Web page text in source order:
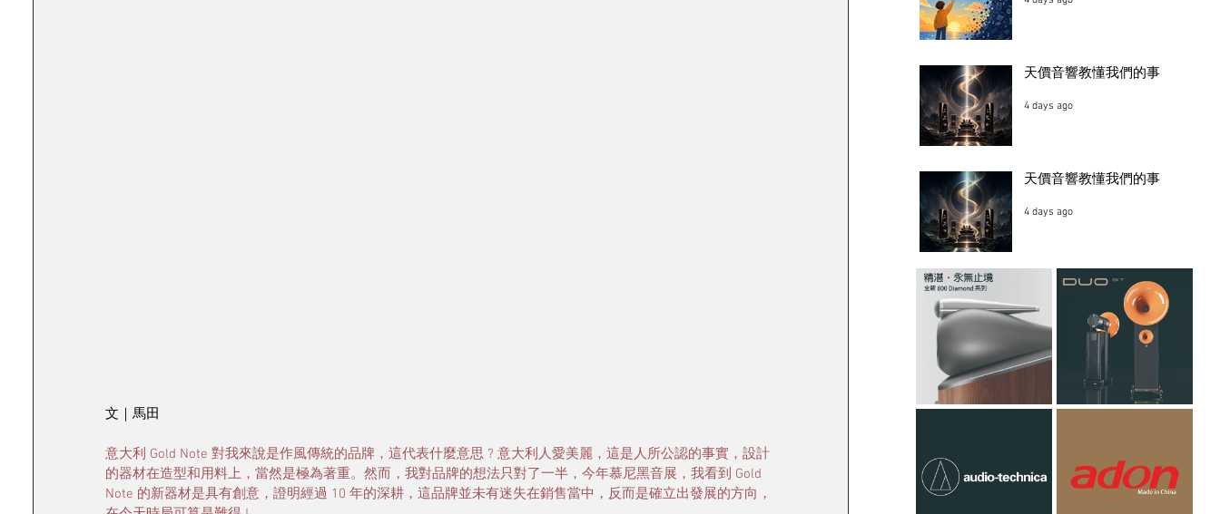
文｜馬田
意大利 Gold Note 對我來說是作風傳統的品牌，這代表什麼意思 ? 意大利人愛美麗，這是人所公認的事實，設計
的器材在造型和用料上，當然是極為著重。然而，我對品牌的想法只對了一半，今年慕尼黑音展，我看到 Gold
Note 的新器材是具有創意，證明經過 10 年的深耕，這品牌並未有迷失在銷售當中，反而是確立出發展的方向，
天價音響教懂我們的事
4 days ago
天價音響教懂我們的事
4 days ago